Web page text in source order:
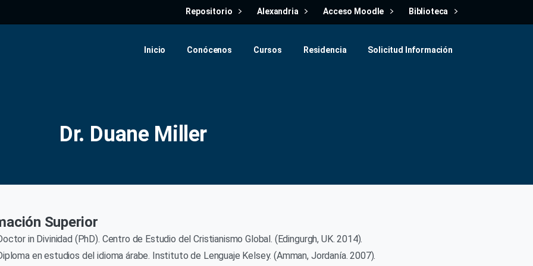
Repositorio Alexandria Acceso Moodle Biblioteca
Inicio Conócenos Cursos Residencia Solicitud Información
Dr. Duane Miller
Superior
in Divinidad (PhD). Centro de Estudio del Cristianismo Global. (Edingurgh, UK. 2014).
en estudios del idioma árabe. Instituto de Lenguaje Kelsey. (Amman, Jordanía. 2007).